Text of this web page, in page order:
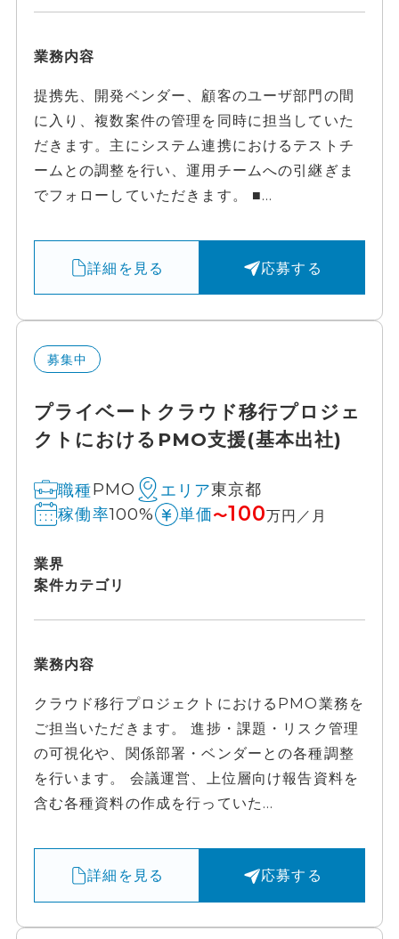
業務内容
提携先、開発ベンダー、顧客のユーザ部門の間
に入り、複数案件の管理を同時に担当していた
だきます。主にシステム連携におけるテストチ
ームとの調整を行い、運用チームへの引継ぎま
でフォローしていただきます。 ■...
詳細を見る 応募する
募集中
プライベートクラウド移行プロジェ
クトにおけるPMO支援(基本出社)
職種PMO エリア東京都
稼働率100% 単価〜100万円／月
業界
案件カテゴリ
業務内容
クラウド移行プロジェクトにおけるPMO業務を
ご担当いただきます。 進捗・課題・リスク管理
の可視化や、関係部署・ベンダーとの各種調整
を行います。 会議運営、上位層向け報告資料を
含む各種資料の作成を行っていた...
詳細を見る 応募する